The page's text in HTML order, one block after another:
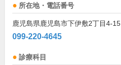
所在地・電話番号
鹿児島県鹿児島市下伊敷2丁目4-15
099-220-4645
診療科目